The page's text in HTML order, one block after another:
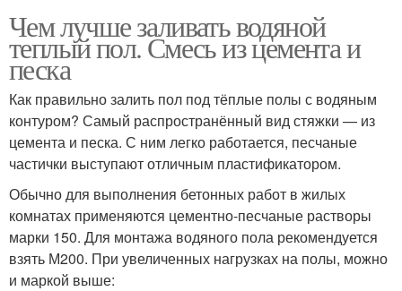
Чем лучше заливать водяной
теплый пол. Смесь из цемента и
песка
Как правильно залить пол под тёплые полы с водяным
контуром? Самый распространённый вид стяжки — из
цемента и песка. С ним легко работается, песчаные
частички выступают отличным пластификатором.
Обычно для выполнения бетонных работ в жилых
комнатах применяются цементно-песчаные растворы
марки 150. Для монтажа водяного пола рекомендуется
взять М200. При увеличенных нагрузках на полы, можно
и маркой выше: